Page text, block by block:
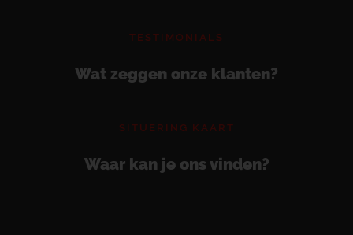
TESTIMONIALS
Wat zeggen onze klanten?
SITUERING KAART
Waar kan je ons vinden?